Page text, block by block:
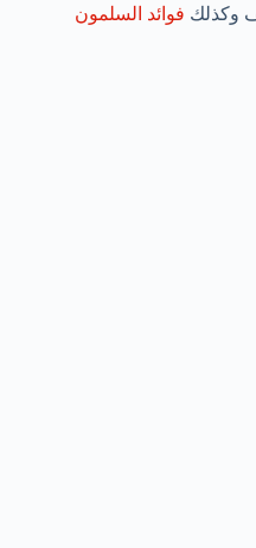
وكذلك فوائد السلمون